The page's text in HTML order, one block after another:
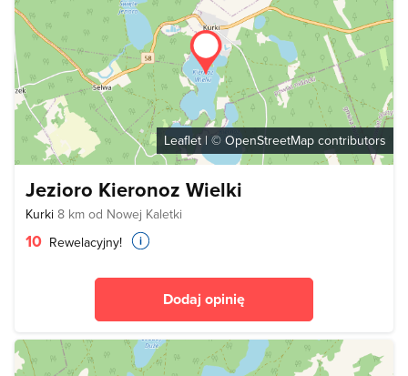
Leaflet | © OpenStreetMap contributors
Jezioro Kieronoz Wielki
Kurki 8 km od Nowej Kaletki
10 Rewelacyjny!
Dodaj opinię